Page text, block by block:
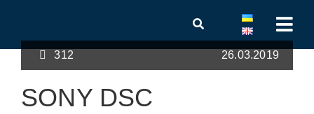
312 26.03.2019
SONY DSC